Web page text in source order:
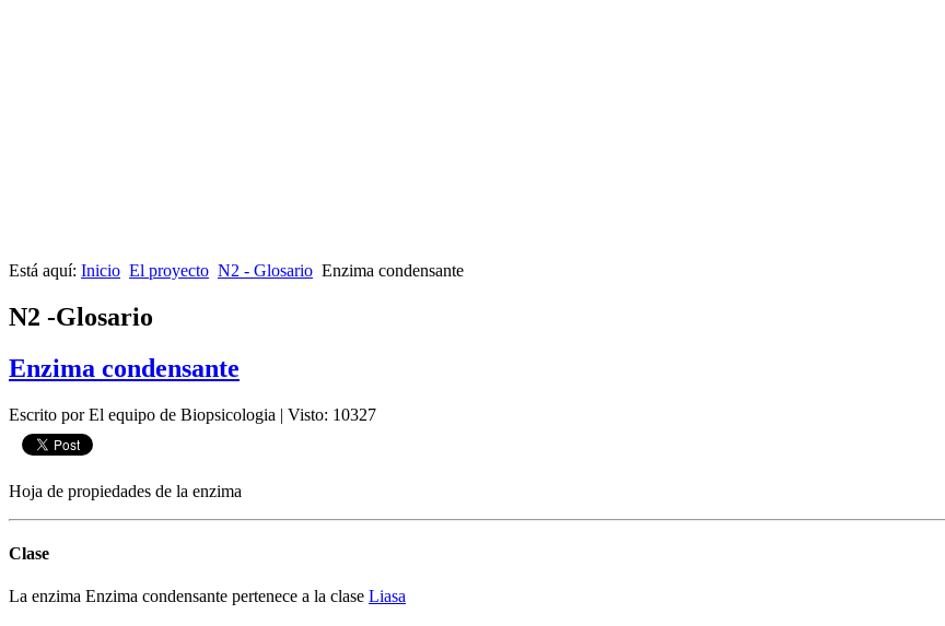
Está aquí: Inicio El proyecto N2 - Glosario Enzima condensante
N2 -Glosario
Enzima condensante
Escrito por El equipo de Biopsicologia | Visto: 10327
Hoja de propiedades de la enzima
Clase
La enzima Enzima condensante pertenece a la clase Liasa